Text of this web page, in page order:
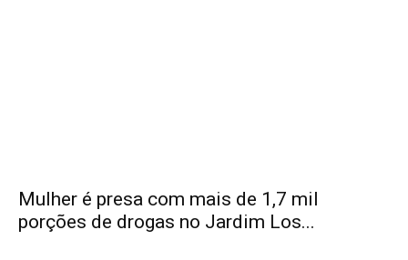
Mulher é presa com mais de 1,7 mil
porções de drogas no Jardim Los...